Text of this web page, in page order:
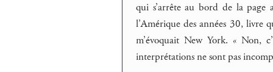
qui s’arrête au bord de la
l’Amérique des années 30, livre
m’évoquait New York. « Non,
interprétations ne sont pas